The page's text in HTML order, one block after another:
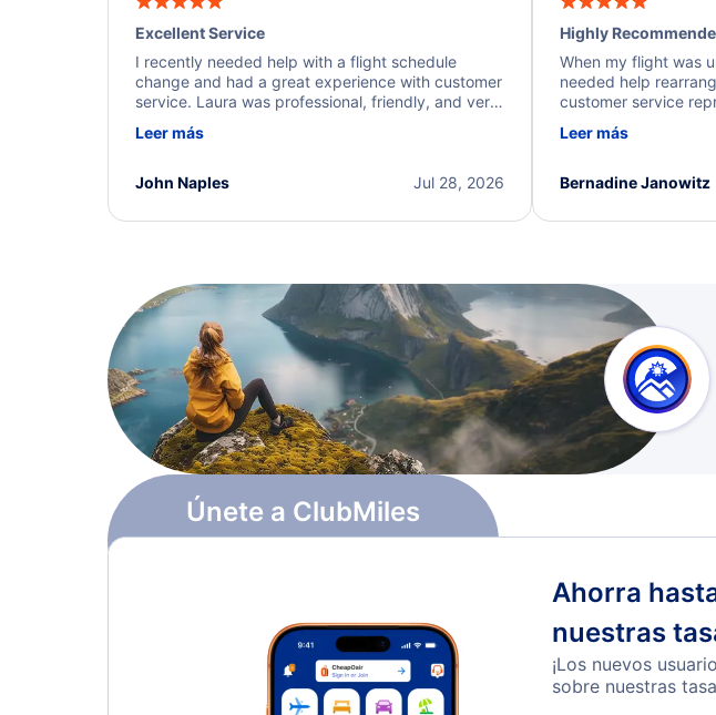
Excellent Service
I recently needed help with a flight schedule
change and had a great experience with customer
service. Laura was professional, friendly, and very
a solution and kept me informed of the next steps.
Leer más
Jul 28, 2026
John Naples
Highly
When my flight was
needed help
customer service
process. They
I truly appreciate
Leer más
Bernadine Janowitz
Únete a ClubMiles
Ahorra
nuestras
¡Los nuevos
sobre nuestras